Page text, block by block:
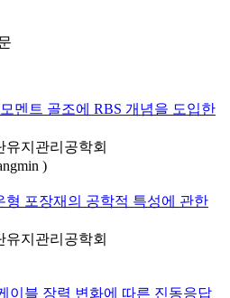
멘트 골조에 RBS 개념을 도입한
유지관리공학회
)
형 포장재의 공학적 특성에 관한
유지관리공학회
이블 장력 변화에 따른 진동응답